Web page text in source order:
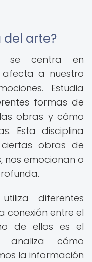
del arte?
se centra en
a nuestro
Estudia
formas de
obras y cómo
Esta disciplina
obras de
nos emocionan o
diferentes
conexión entre el
de ellos es el
analiza cómo
la información